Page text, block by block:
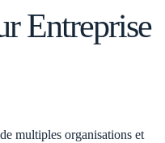
Entreprise
multiples organisations et